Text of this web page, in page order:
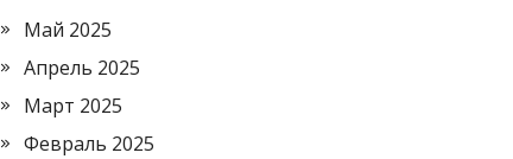
Май 2025
Апрель 2025
Март 2025
Февраль 2025